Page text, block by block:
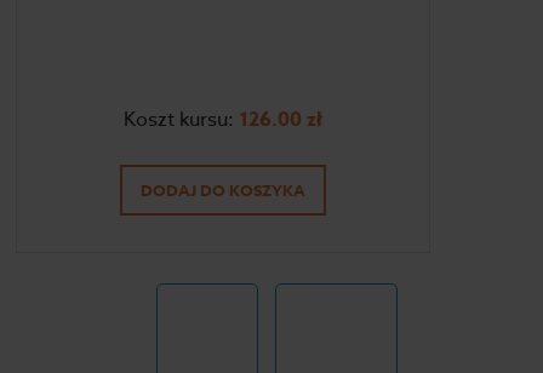
Koszt kursu: 126.00zł
DODAJ DO KOSZYKA